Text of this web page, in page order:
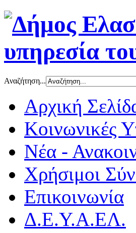
Αναζήτηση...
Αρχική
Κοινωνικές
Νέα -
Χρήσιμοι
Επικοινωνία
Δ.Ε.Υ.Α.ΕΛ.